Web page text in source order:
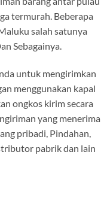
termurah. Beberapa
salah satunya
Sebagainya.
untuk mengirimkan
menggunakan kapal
ongkos kirim secara
yang menerima
pribadi, Pindahan,
pabrik dan lain